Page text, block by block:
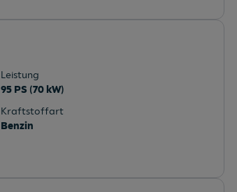
Leistung
95 PS (70 kW)
Kraftstoffart
Benzin